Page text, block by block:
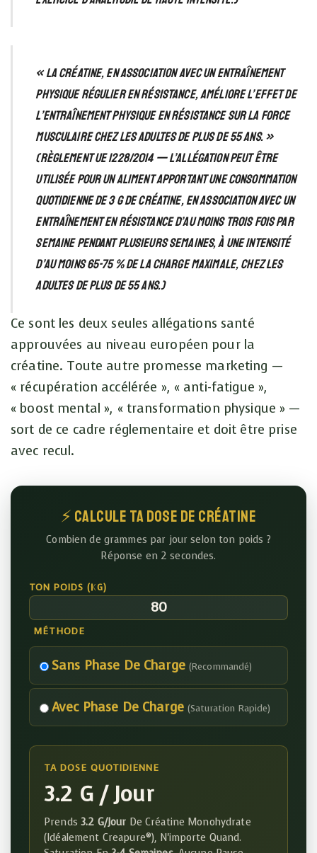
« La créatine, en association avec un entraînement
physique régulier en résistance, améliore l’effet de
l’entraînement physique en résistance sur la force
musculaire chez les adultes de plus de 55 ans. »
(Règlement UE 1228/2014 — l’allégation peut être
utilisée pour un aliment apportant une consommation
quotidienne de 3 g de créatine, en association avec un
entraînement en résistance d’au moins trois fois par
semaine pendant plusieurs semaines, à une intensité
d’au moins 65-75 % de la charge maximale, chez les
adultes de plus de 55 ans.)
Ce sont les deux seules allégations santé
approuvées au niveau européen pour la
créatine. Toute autre promesse marketing —
« récupération accélérée », « anti-fatigue »,
« boost mental », « transformation physique » —
sort de ce cadre réglementaire et doit être prise
avec recul.
⚡ Calcule ta dose de créatine
Combien de grammes par jour selon ton poids ?
Réponse en 2 secondes.
TON POIDS (KG)
MÉTHODE
Sans Phase De Charge (recommandé)
Avec Phase De Charge (saturation Rapide)
TA DOSE QUOTIDIENNE
3.2 G / Jour
Prends 3.2 G/jour De Créatine Monohydrate
(idéalement Creapure®), N'importe Quand.